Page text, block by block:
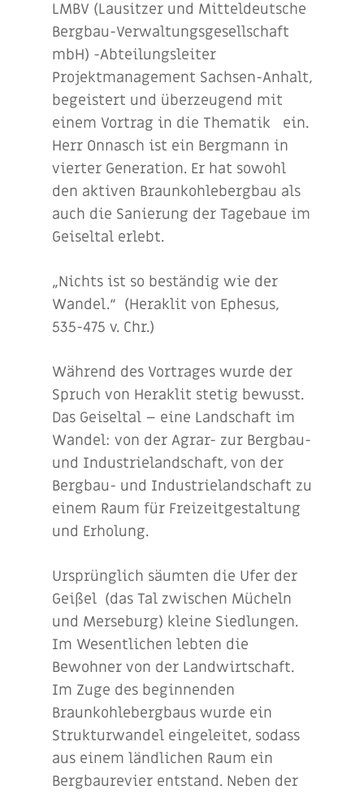
LMBV (Lausitzer und Mitteldeutsche
Bergbau-Verwaltungsgesellschaft
mbH) -Abteilungsleiter
Projektmanagement Sachsen-Anhalt,
begeistert und überzeugend mit
einem Vortrag in die Thematik ein.
Herr Onnasch ist ein Bergmann in
vierter Generation. Er hat sowohl
den aktiven Braunkohlebergbau als
auch die Sanierung der Tagebaue im
Geiseltal erlebt.
„Nichts ist so beständig wie der
Wandel.“ (Heraklit von Ephesus,
535-475 v. Chr.)
Während des Vortrages wurde der
Spruch von Heraklit stetig bewusst.
Das Geiseltal – eine Landschaft im
Wandel: von der Agrar- zur Bergbau-
und Industrielandschaft, von der
Bergbau- und Industrielandschaft zu
einem Raum für Freizeitgestaltung
und Erholung.
Ursprünglich säumten die Ufer der
Geißel (das Tal zwischen Mücheln
und Merseburg) kleine Siedlungen.
Im Wesentlichen lebten die
Bewohner von der Landwirtschaft.
Im Zuge des beginnenden
Braunkohlebergbaus wurde ein
Strukturwandel eingeleitet, sodass
aus einem ländlichen Raum ein
Bergbaurevier entstand. Neben der